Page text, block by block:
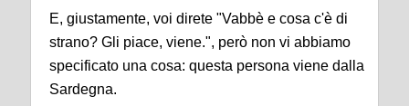
E, giustamente, voi direte "Vabbè e cosa c'è di
strano? Gli piace, viene.", però non vi abbiamo
specificato una cosa: questa persona viene dalla
Sardegna.